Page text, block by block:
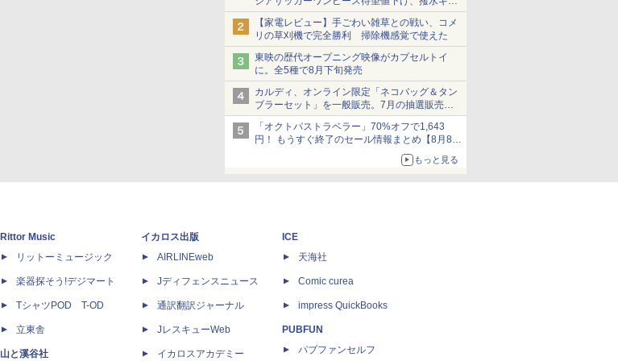
ショーツは1990円に
【家電レビュー】手ごわい雑草との戦い、コメ
リの草刈機で完全勝利 掃除機感覚で使えた
東映の歴代オープニング映像がカプセルトイ
に。全5種で8月下旬発売
カルディ、オンライン限定「ネコバッグ＆タン
ブラーセット」を一般販売。7月の抽選販売の
当選無効分
「オクトパストラベラー」70%オフで1,643
円！ もうすぐ終了のセール情報まとめ【8月8日
ニンテンドーeショップでは「大神 絶景版」が
もっと見る
Rittor Music
リットーミュージック
楽器探そう!デジマート
TシャツPOD T-OD
立東舎
山と溪谷社
イカロス出版
AIRLINEweb
Jディフェンスニュース
通訳翻訳ジャーナル
JレスキューWeb
イカロスアカデミー
ICE
天海社
Comic curea
impress QuickBooks
PUBFUN
パブファンセルフ